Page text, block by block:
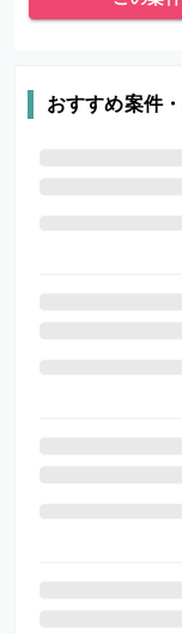
おすすめ案件